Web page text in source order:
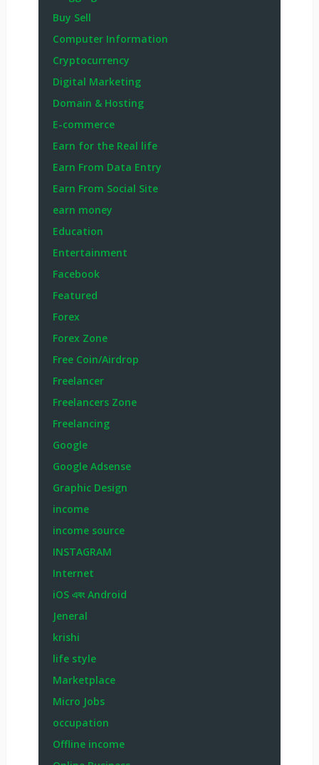
Buy Sell
Computer Information
Cryptocurrency
Digital Marketing
Domain & Hosting
E-commerce
Earn for the Real life
Earn From Data Entry
Earn From Social Site
earn money
Education
Entertainment
Facebook
Featured
Forex
Forex Zone
Free Coin/Airdrop
Freelancer
Freelancers Zone
Freelancing
Google
Google Adsense
Graphic Design
income
income source
INSTAGRAM
Internet
iOS এবং Android
Jeneral
krishi
life style
Marketplace
Micro Jobs
occupation
Offline income